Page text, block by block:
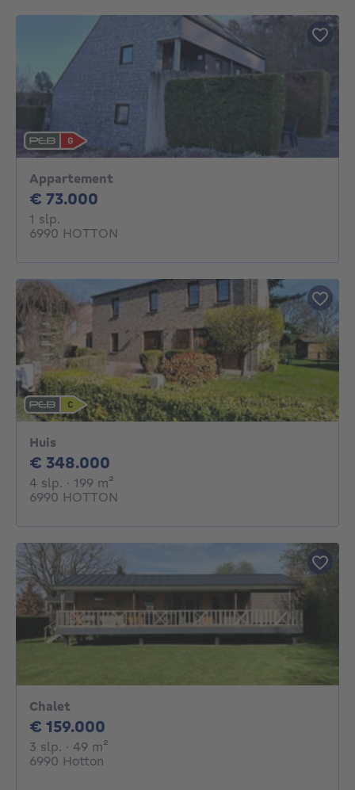
Appartement
€ 73.000
1 slp.
6990 HOTTON
Huis
€ 348.000
4 slp. 4 slaapkamers
· 199 m²
6990 HOTTON
Chalet
€ 159.000
3 slp. 3 slaapkamers
· 49 m²
6990 Hotton